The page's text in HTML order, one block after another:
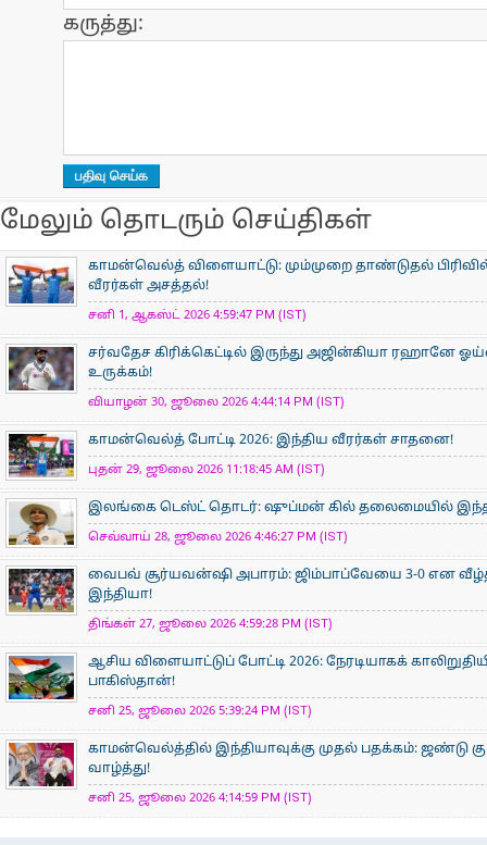
கருத்து:
மேலும் தொடரும் செய்திகள்
காமன்வெல்த் விளையாட்டு: மும்முறை தாண்டுதல்
வீரர்கள் அசத்தல்!
சனி 1, ஆகஸ்ட் 2026 4:59:47 PM (IST)
சர்வதேச கிரிக்கெட்டில் இருந்து அஜின்கியா ரஹானே
உருக்கம்!
வியாழன் 30, ஜூலை 2026 4:44:14 PM (IST)
காமன்வெல்த் போட்டி 2026: இந்திய வீரர்கள் சாதனை!
புதன் 29, ஜூலை 2026 11:18:45 AM (IST)
இலங்கை டெஸ்ட் தொடர்: ஷுப்மன் கில் தலைமையில் இந்திய
செவ்வாய் 28, ஜூலை 2026 4:46:27 PM (IST)
வைபவ் சூர்யவன்ஷி அபாரம்: ஜிம்பாப்வேயை 3-0 என
இந்தியா!
திங்கள் 27, ஜூலை 2026 4:59:28 PM (IST)
ஆசிய விளையாட்டுப் போட்டி 2026: நேரடியாகக்
பாகிஸ்தான்!
சனி 25, ஜூலை 2026 5:39:24 PM (IST)
காமன்வெல்த்தில் இந்தியாவுக்கு முதல் பதக்கம்: ஜண்டு
வாழ்த்து!
சனி 25, ஜூலை 2026 4:14:59 PM (IST)